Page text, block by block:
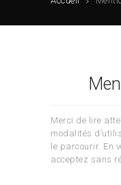
Merci de lire
modalités
le parcourir. En
acceptez sans